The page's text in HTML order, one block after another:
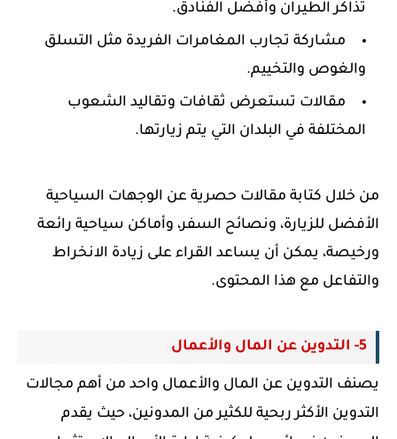
تذاكر الطيران وأفضل الفنادق.
مشاركة تجارب المغامرات الفريدة مثل التسلق
والغوص والتخييم.
مقالات تستعرض ثقافات وتقاليد الشعوب
المختلفة في البلدان التي يتم زيارتها.
من خلال كتابة مقالات حصرية عن الوجهات السياحية
الأفضل للزيارة، ونصائح السفر، وأماكن سياحية رائعة
ورخيصة، يمكن أن يساعد القراء على زيادة الانخراط
والتفاعل مع هذا المحتوى.
5- التدوين عن المال والأعمال
يصنف التدوين عن المال والأعمال واحد من أهم مجالات
التدوين الأكثر ربحية للكثير من المدونين، حيث يقدم